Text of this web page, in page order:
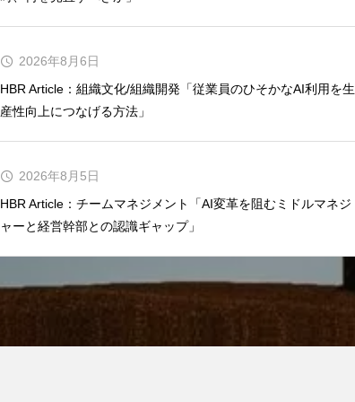
HBR Article：組織文化/組織開発「従業員のひそかなAI利用を生
産性向上につなげる方法」
2026年8月6日
HBR Article：チームマネジメント「AI変革を阻むミドルマネジ
ャーと経営幹部との認識ギャップ」
2026年8月5日